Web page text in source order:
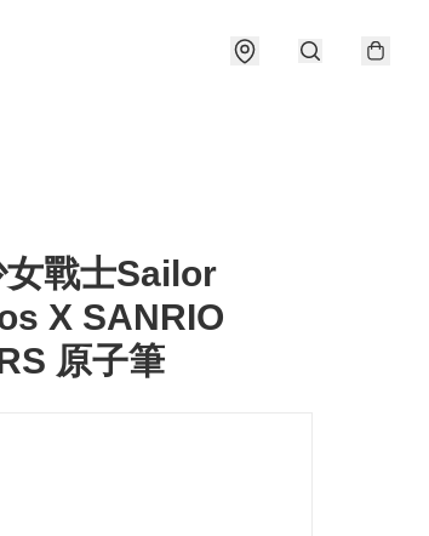
女戰士Sailor
X SANRIO
原子筆